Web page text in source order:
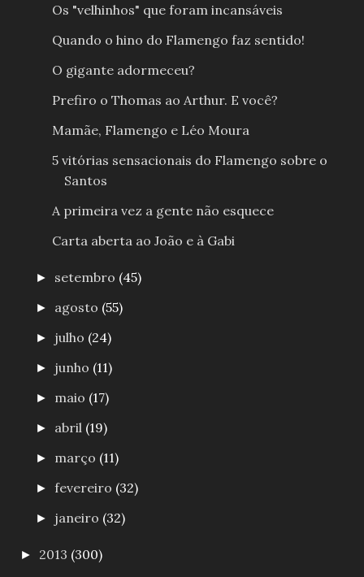
Os "velhinhos" que foram incansáveis
Quando o hino do Flamengo faz sentido!
O gigante adormeceu?
Prefiro o Thomas ao Arthur. E você?
Mamãe, Flamengo e Léo Moura
5 vitórias sensacionais do Flamengo sobre o
Santos
A primeira vez a gente não esquece
Carta aberta ao João e à Gabi
► setembro (45)
► agosto (55)
► julho (24)
► junho (11)
► maio (17)
► abril (19)
► março (11)
►fevereiro (32)
► janeiro (32)
► 2013 (300)